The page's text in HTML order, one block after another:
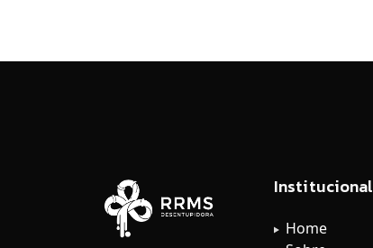
Institucional
Home